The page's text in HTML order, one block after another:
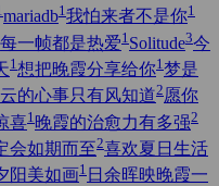
mariadb1 我怕来者不是你1
每一帧都是热爱1 Solitude3今
1 想把晚霞分享给你1 梦是
云的心事只有风知道2愿你
喜1 晚霞的治愈力有多强2
会如期而至2喜欢夏日生活
阳美如画1 日余晖映晚霞一